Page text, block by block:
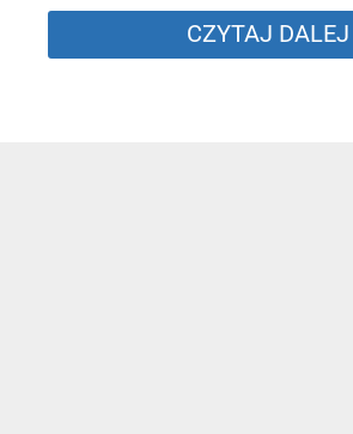
CZYTAJ DALEJ